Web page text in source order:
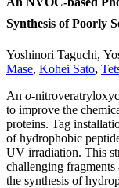
Synthesis of Poorly
Yoshinori Taguchi,
Mase, Kohei Sato,
An o-
to improve the
proteins. Tag
of hydrophobic
UV irradiation. This
challenging
the synthesis of